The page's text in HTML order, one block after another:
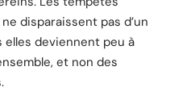
disparaissent pas d’un
elles deviennent peu à
et non des